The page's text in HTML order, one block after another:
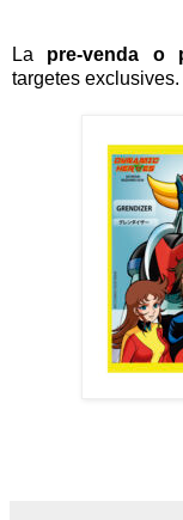
La pre-venda o
targetes exclusives.